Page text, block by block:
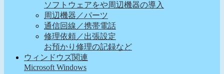
ソフトウェアをや周辺機器の導入
周辺機器／パーツ
通信回線／携帯電話
修理依頼／出張設定
お預かり修理の記録など
ウィンドウズ関連
Microsoft Windows